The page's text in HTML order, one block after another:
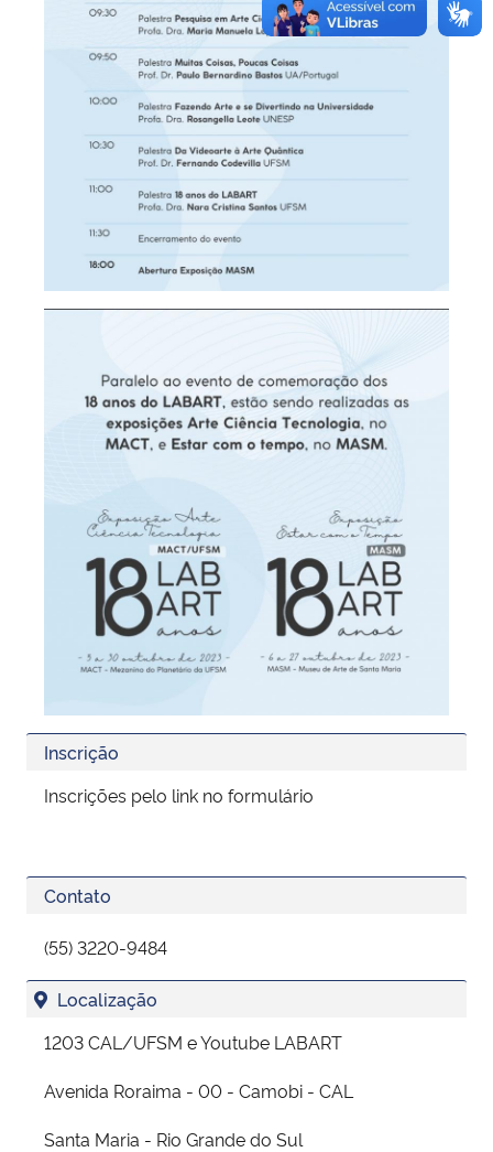
Inscrição
Inscrições pelo link no formulário
Contato
(55) 3220-9484
Localização
1203 CAL/UFSM e Youtube LABART
Avenida Roraima - 00 - Camobi - CAL
Santa Maria - Rio Grande do Sul